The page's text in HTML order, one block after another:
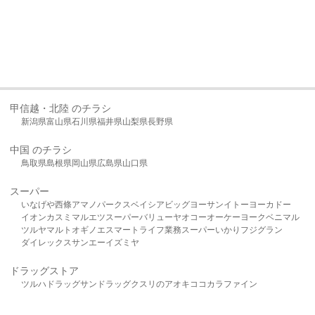
甲信越・北陸 のチラシ
新潟県富山県石川県福井県山梨県長野県
中国 のチラシ
鳥取県島根県岡山県広島県山口県
スーパー
いなげや西條アマノパークスベイシア ビッグヨーサンイトーヨーカドー
イオンカスミ マルエツスーパーバリューヤオコーオーケー ヨークベニマル
ツルヤマルト オギノ エスマート ライフ業務スーパーいかり フジグラン
ダイレックスサンエーイズミヤ
ドラッグストア
ツルハドラッグサンドラッグクスリのアオキ ココカラファイン